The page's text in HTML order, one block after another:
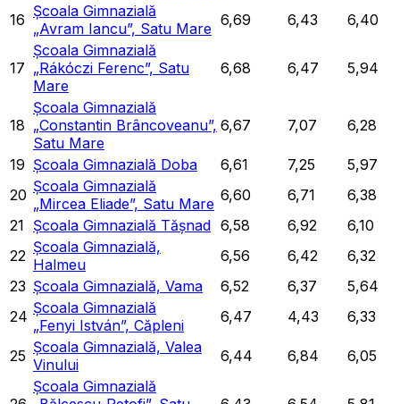
16 Școala Gimnazială
„Avram Iancu”, Satu Mare 6,69 6,43 6,40
17
Școala Gimnazială
„Rákóczi Ferenc”, Satu
Mare
6,68 6,47 5,94
18
Școala Gimnazială
„Constantin Brâncoveanu”,
Satu Mare
6,67 7,07 6,28
19 Școala Gimnazială Doba 6,61 7,25
5,97
20 Școala Gimnazială
„Mircea Eliade”, Satu Mare 6,60 6,71
6,38
21 Școala Gimnazială Tășnad 6,58 6,92
6,10
22 Școala Gimnazială,
Halmeu
6,56 6,42
6,32
23 Școala Gimnazială, Vama 6,52 6,37
5,64
24 Școala Gimnazială
„Fenyi István”, Căpleni
6,47 4,43 6,33
25 Școala Gimnazială, Valea
Vinului
6,44 6,84 6,05
Școala Gimnazială